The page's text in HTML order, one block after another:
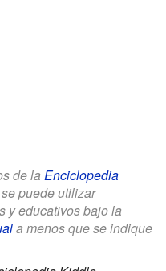
de la Enciclopedia
puede utilizar
y educativos bajo la
a menos que se indique